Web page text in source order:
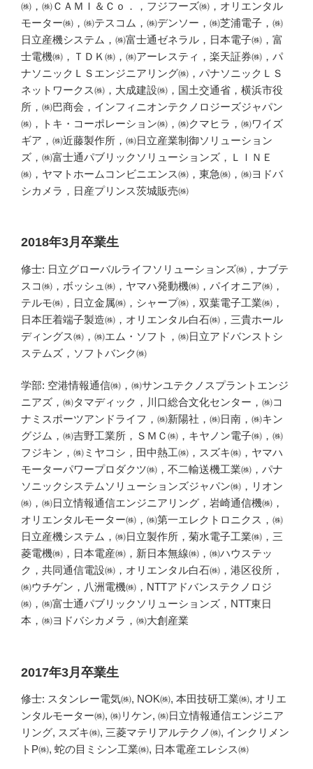
㈱，㈱ＣＡＭＩ＆Ｃｏ．，フジフーズ㈱，オリエンタル
モーター㈱，㈱テスコム，㈱デンソー，㈱芝浦電子，㈱
日立産機システム，㈱富士通ゼネラル，日本電子㈱，富
士電機㈱，ＴＤＫ㈱，㈱アーレスティ，楽天証券㈱，パ
ナソニックＬＳエンジニアリング㈱，パナソニックＬＳ
ネットワークス㈱，大成建設㈱，国土交通省，横浜市役
所，㈱巴商会，インフィニオンテクノロジーズジャパン
㈱，トキ・コーポレーション㈱，㈱クマヒラ，㈱ワイズ
ギア，㈱近藤製作所，㈱日立産業制御ソリューション
ズ，㈱富士通パブリックソリューションズ，ＬＩＮＥ
㈱，ヤマトホームコンビニエンス㈱，東急㈱，㈱ヨドバ
シカメラ，日産プリンス茨城販売㈱
2018年3月卒業生
修士: 日立グローバルライフソリューションズ㈱，ナブテ
スコ㈱，ボッシュ㈱，ヤマハ発動機㈱，パイオニア㈱，
テルモ㈱，日立金属㈱，シャープ㈱，双葉電子工業㈱，
日本圧着端子製造㈱，オリエンタル白石㈱，三貴ホール
ディングス㈱，㈱エム・ソフト，㈱日立アドバンストシ
ステムズ，ソフトバンク㈱
学部: 空港情報通信㈱，㈱サンユテクノスプラントエンジ
ニアズ，㈱タマディック，川口総合文化センター，㈱コ
ナミスポーツアンドライフ，㈱新陽社，㈱日南，㈱キン
グジム，㈱吉野工業所，ＳＭＣ㈱，キヤノン電子㈱，㈱
フジキン，㈱ミヤコシ，田中熱工㈱，スズキ㈱，ヤマハ
モーターパワープロダクツ㈱，不二輸送機工業㈱，パナ
ソニックシステムソリューションズジャパン㈱，リオン
㈱，㈱日立情報通信エンジニアリング，岩崎通信機㈱，
オリエンタルモーター㈱，㈱第一エレクトロニクス，㈱
日立産機システム，㈱日立製作所，菊水電子工業㈱，三
菱電機㈱，日本電産㈱，新日本無線㈱，㈱ハウステッ
ク，共同通信電設㈱，オリエンタル白石㈱，港区役所，
㈱ウチゲン，八洲電機㈱，NTTアドバンステクノロジ
㈱，㈱富士通パブリックソリューションズ，NTT東日
本，㈱ヨドバシカメラ，㈱大創産業
2017年3月卒業生
修士: スタンレー電気㈱, NOK㈱, 本田技研工業㈱, オリエ
ンタルモーター㈱, ㈱リケン, ㈱日立情報通信エンジニア
リング, スズキ㈱, 三菱マテリアルテクノ㈱, インクリメン
トP㈱, 蛇の目ミシン工業㈱, 日本電産エレシス㈱